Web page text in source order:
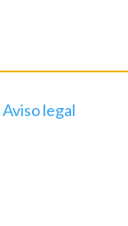
Aviso legal